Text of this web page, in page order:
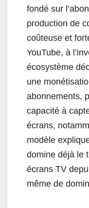
fondé sur
production de
coûteuse et
YouTube, à
écosystème
une
abonnements,
capacité à
écrans,
modèle
domine déjà le
écrans TV
même de